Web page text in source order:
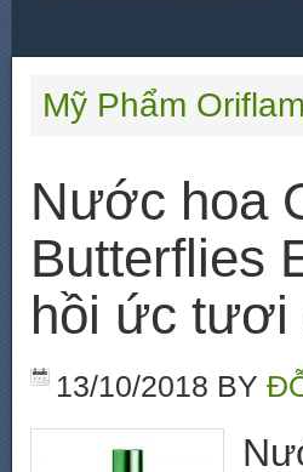
Mỹ Phẩm
Nước hoa
Butterflies
hồi ức tươi
13/10/2018 BY